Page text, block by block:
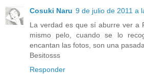
Cosuki Naru 9 de julio de 2011 a
La verdad es que sí aburre ver a
mismo pelo, cuando se lo
encantan las fotos, son una pasada.
Besitosss
Responder